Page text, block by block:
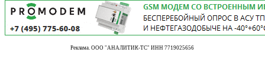
Реклама. ООО "АНАЛИТИК-ТС" ИНН 7719025656